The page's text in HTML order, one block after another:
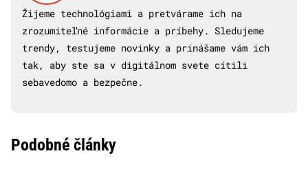
Žijeme technológiami a pretvárame ich na
zrozumiteľné informácie a príbehy. Sledujeme
trendy, testujeme novinky a prinášame vám ich
tak, aby ste sa v digitálnom svete cítili
sebavedomo a bezpečne.
Podobné články